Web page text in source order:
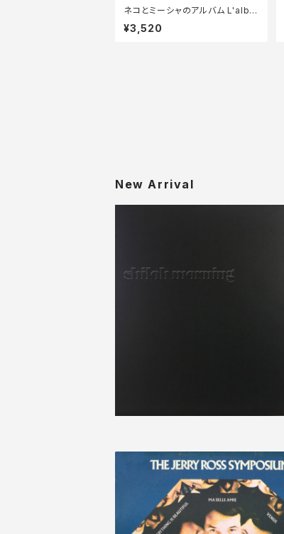
ネコとミーシャのアルバム L'albu
m de Minet et Micha
¥3,520
New Arrival